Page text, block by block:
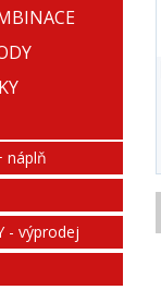
náplň
- výprodej